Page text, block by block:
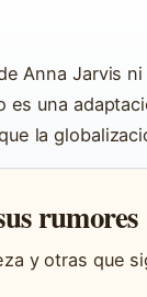
Anna Jarvis
una
la
rumores
y otras que